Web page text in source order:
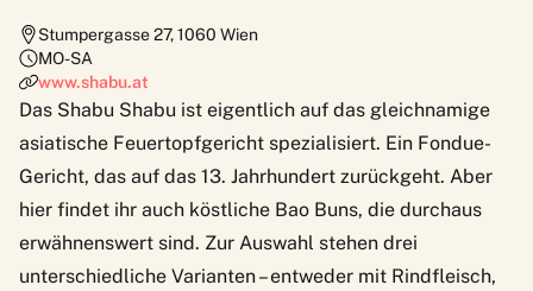
Stumpergasse 27,1060 Wien
MO-SA
www.shabu.at
Das Shabu Shabu ist eigentlich auf das gleichnamige
asiatische Feuertopfgericht spezialisiert. Ein Fondue-
Gericht, das auf das 13. Jahrhundert zurückgeht. Aber
hier findet ihr auch köstliche Bao Buns, die durchaus
erwähnenswert sind. Zur Auswahl stehen drei
unterschiedliche Varianten – entweder mit Rindfleisch,